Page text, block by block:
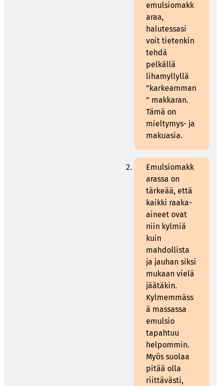
emulsiomakk
araa,
halutessasi
voit tietenkin
tehdä
pelkällä
lihamyllyllä
”karkeamman
” makkaran.
Tämä on
mieltymys- ja
makuasia.
Emulsiomakk
arassa on
tärkeää, että
kaikki raaka-
aineet ovat
niin kylmiä
kuin
mahdollista
ja jauhan siksi
mukaan vielä
jäätäkin.
Kylmemmäss
ä massassa
emulsio
tapahtuu
helpommin.
Myös suolaa
pitää olla
riittävästi,